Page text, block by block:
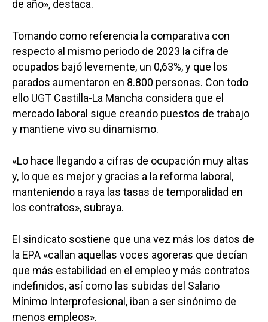
de año», destaca.
Tomando como referencia la comparativa con
respecto al mismo periodo de 2023 la cifra de
ocupados bajó levemente, un 0,63%, y que los
parados aumentaron en 8.800 personas. Con todo
ello UGT Castilla-La Mancha considera que el
mercado laboral sigue creando puestos de trabajo
y mantiene vivo su dinamismo.
«Lo hace llegando a cifras de ocupación muy altas
y, lo que es mejor y gracias a la reforma laboral,
manteniendo a raya las tasas de temporalidad en
los contratos», subraya.
El sindicato sostiene que una vez más los datos de
la EPA «callan aquellas voces agoreras que decían
que más estabilidad en el empleo y más contratos
indefinidos, así como las subidas del Salario
Mínimo Interprofesional, iban a ser sinónimo de
menos empleos».
Planeta Rural
Especiales
Política
Galerías